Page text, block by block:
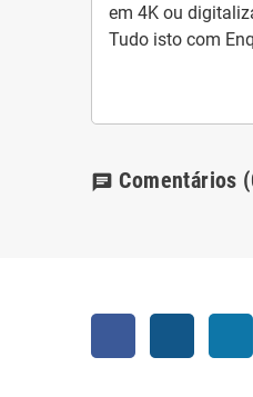
em 4K ou
Tudo isto com
chat Comentários